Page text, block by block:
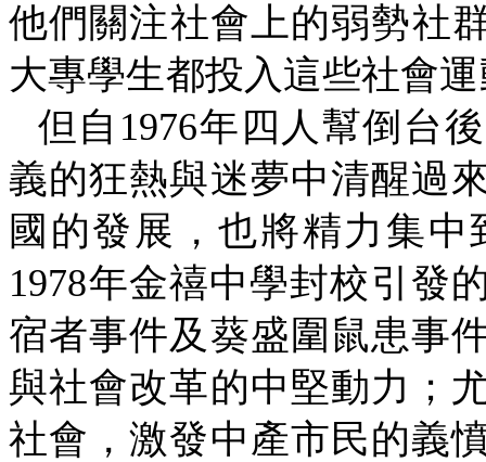
他們關注社會上的弱勢社
大專學生都投入這些社會
但自 1976年四人幫倒台
義的狂熱與迷夢中清醒過
國的發展，也將精力集
1978年金禧中學封校引發
宿者事件及葵盛圍鼠患事
與社會改革的中堅動力；
社會，激發中產市民的義